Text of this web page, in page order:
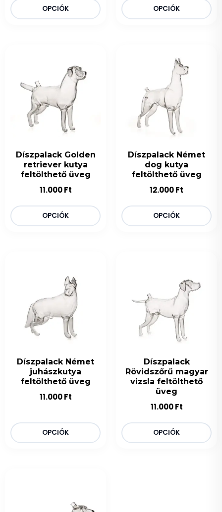
OPCIÓK OPCIÓK
Díszpalack Golden
retriever kutya
feltölthető üveg
11.000Ft
OPCIÓK
Díszpalack Német
dog kutya
feltölthető üveg
12.000Ft
OPCIÓK
Díszpalack Német
juhászkutya
feltölthető üveg
11.000Ft
OPCIÓK
Díszpalack
Rövidszőrű magyar
vizsla feltölthető
üveg
11.000Ft
OPCIÓK